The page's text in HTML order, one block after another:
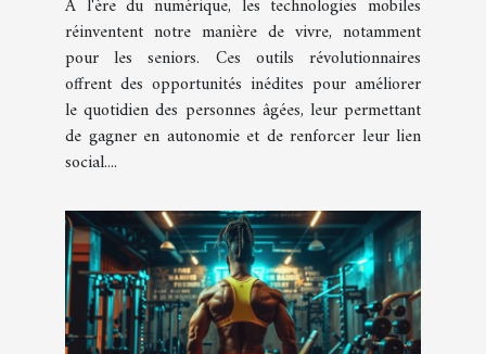
À l'ère du numérique, les technologies mobiles
réinventent notre manière de vivre, notamment
pour les seniors. Ces outils révolutionnaires
offrent des opportunités inédites pour améliorer
le quotidien des personnes âgées, leur permettant
de gagner en autonomie et de renforcer leur lien
social....